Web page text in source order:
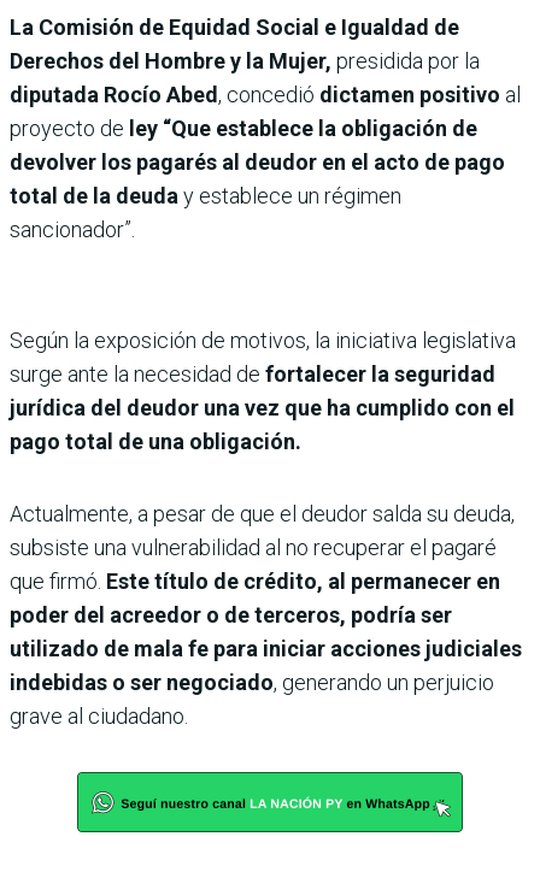
La Comisión de Equidad Social e Igualdad de
Derechos del Hombre y la Mujer, presidida por la
diputada Rocío Abed, concedió dictamen positivo al
proyecto de ley “Que establece la obligación de
devolver los pagarés al deudor en el acto de pago
total de la deuda y establece un régimen
sancionador”.
Según la exposición de motivos, la iniciativa legislativa
surge ante la necesidad de fortalecer la seguridad
jurídica del deudor una vez que ha cumplido con el
pago total de una obligación.
Actualmente, a pesar de que el deudor salda su deuda,
subsiste una vulnerabilidad al no recuperar el pagaré
que firmó. Este título de crédito, al permanecer en
poder del acreedor o de terceros, podría ser
utilizado de mala fe para iniciar acciones judiciales
indebidas o ser negociado, generando un perjuicio
grave al ciudadano.